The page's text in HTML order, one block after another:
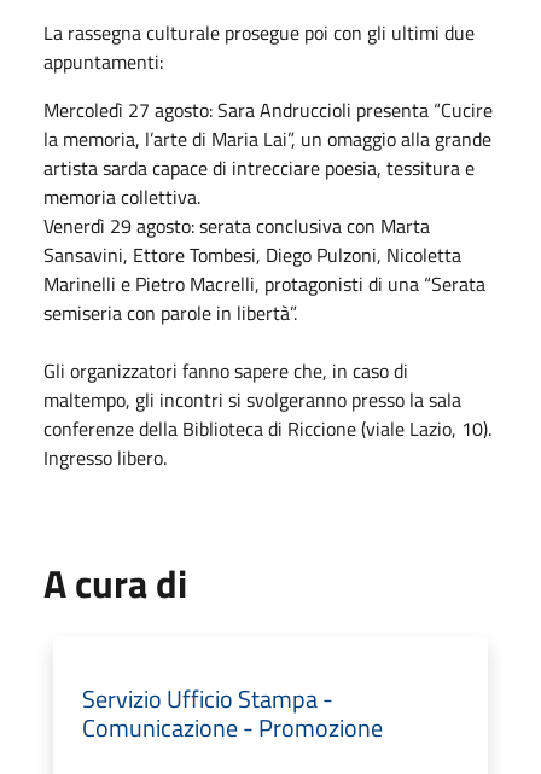
La rassegna culturale prosegue poi con gli ultimi due
appuntamenti:
Mercoledì 27 agosto: Sara Andruccioli presenta “Cucire
la memoria, l’arte di Maria Lai”, un omaggio alla grande
artista sarda capace di intrecciare poesia, tessitura e
memoria collettiva.
Venerdì 29 agosto: serata conclusiva con Marta
Sansavini, Ettore Tombesi, Diego Pulzoni, Nicoletta
Marinelli e Pietro Macrelli, protagonisti di una “Serata
semiseria con parole in libertà”.
Gli organizzatori fanno sapere che, in caso di
maltempo, gli incontri si svolgeranno presso la sala
conferenze della Biblioteca di Riccione (viale Lazio, 10).
Ingresso libero.
A cura di
Servizio Ufficio Stampa -
Comunicazione - Promozione